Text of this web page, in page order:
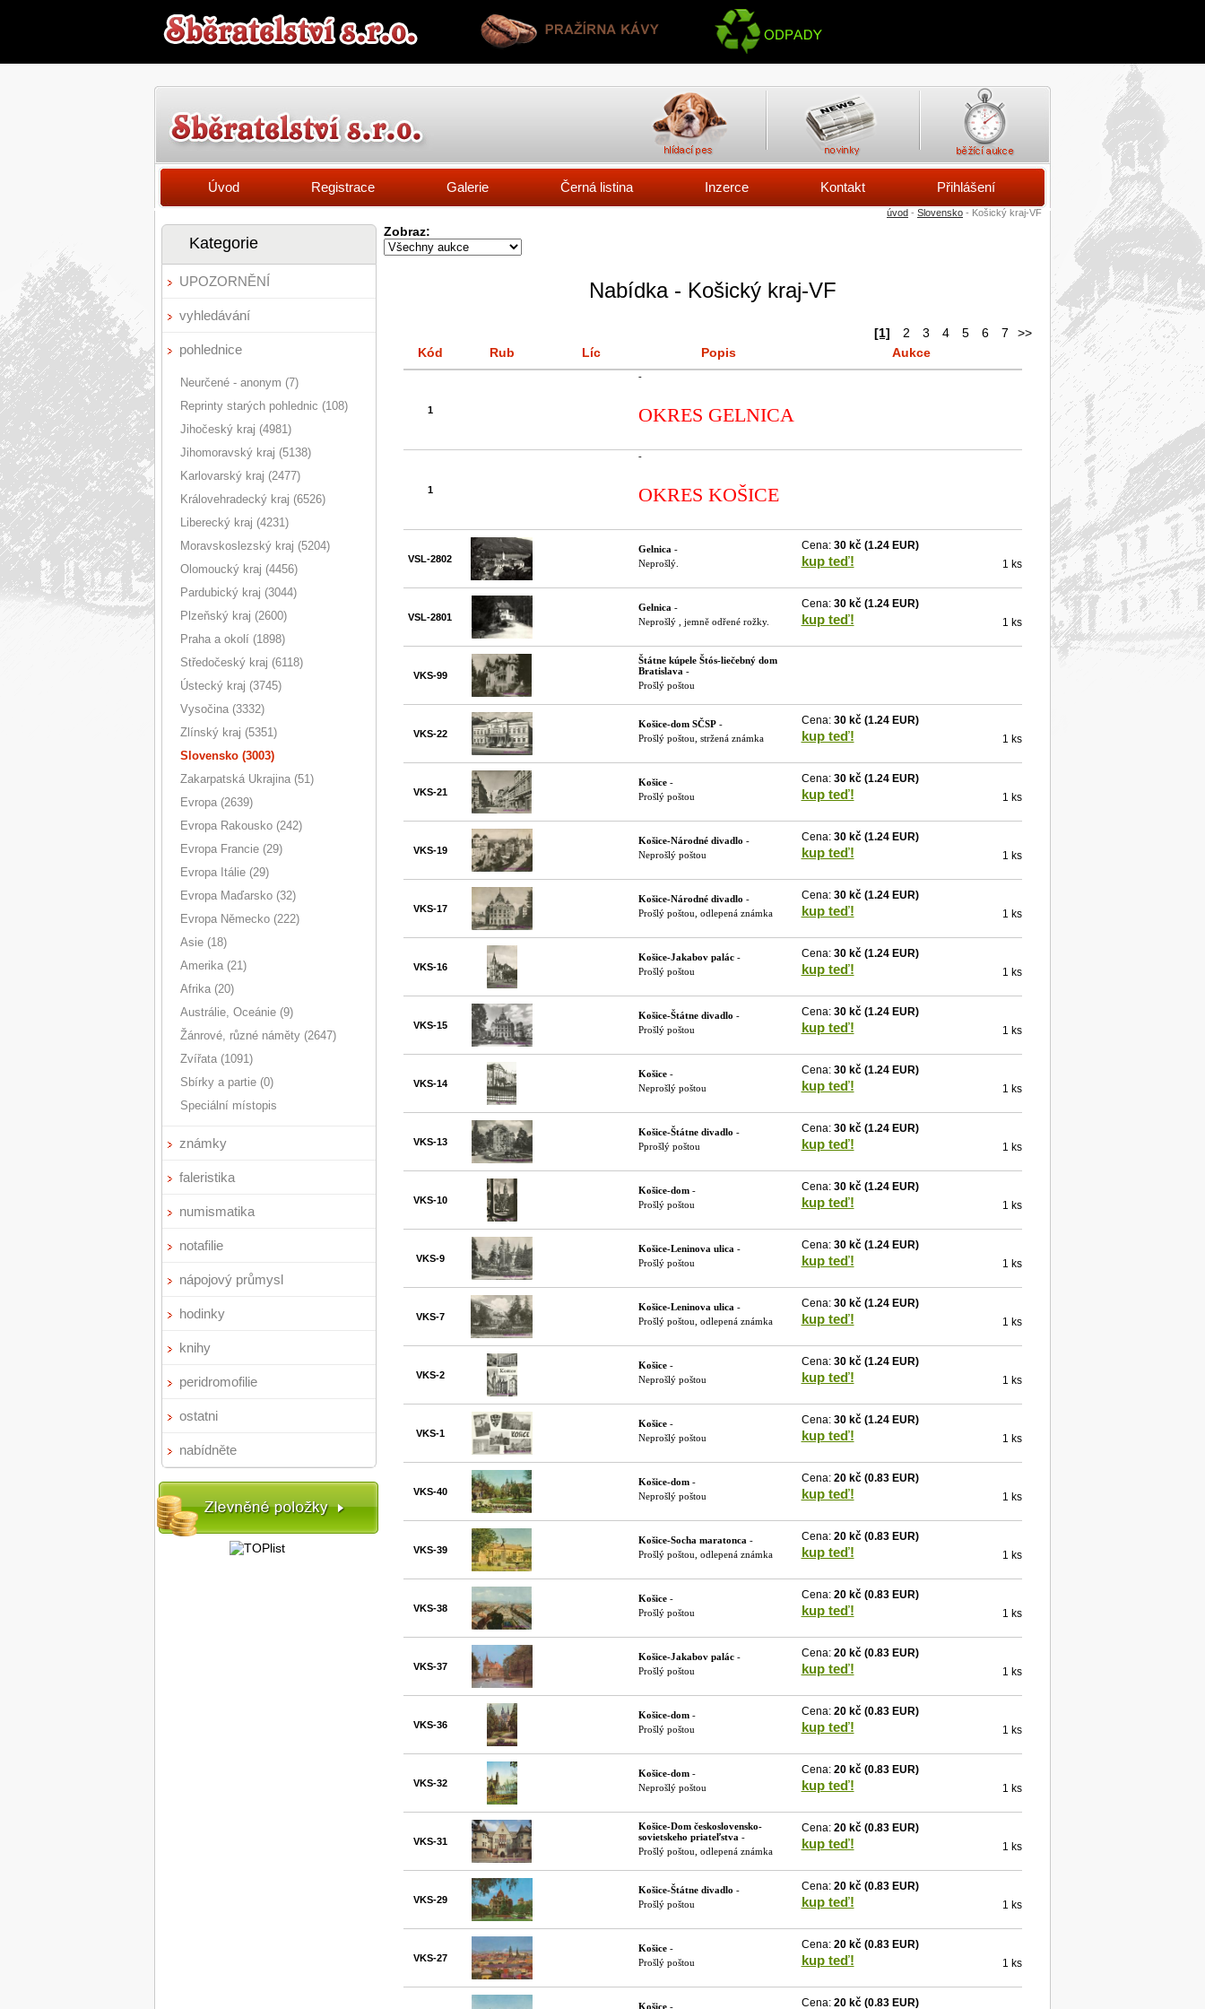
Úvod Registrace Galerie Černá listina Inzerce Kontakt Přihlášení
úvod - Slovensko - Košický kraj-VF
Kategorie
UPOZORNĚNÍ
vyhledávání
pohlednice
Neurčené - anonym (7)
Reprinty starých pohlednic (108)
Jihočeský kraj (4981)
Jihomoravský kraj (5138)
Karlovarský kraj (2477)
Královehradecký kraj (6526)
Liberecký kraj (4231)
Moravskoslezský kraj (5204)
Olomoucký kraj (4456)
Pardubický kraj (3044)
Plzeňský kraj (2600)
Praha a okolí (1898)
Středočeský kraj (6118)
Ústecký kraj (3745)
Vysočina (3332)
Zlínský kraj (5351)
Slovensko (3003)
Zakarpatská Ukrajina (51)
Evropa (2639)
Evropa Rakousko (242)
Evropa Francie (29)
Evropa Itálie (29)
Evropa Maďarsko (32)
Evropa Německo (222)
Asie (18)
Amerika (21)
Afrika (20)
Austrálie, Oceánie (9)
Žánrové, různé náměty (2647)
Zvířata (1091)
Sbírky a partie (0)
Speciální místopis
známky
faleristika
numismatika
notafilie
nápojový průmysl
hodinky
knihy
peridromofilie
ostatni
nabídněte
Zobraz:
Nabídka - Košický kraj-VF
[1] 2 3 4 5 6 7
>>
Kód
Rub Líc Popis Aukce
1
-
OKRES GELNICA
1
-
OKRES KOŠICE
VSL-2802
Gelnica -
Neprošlý.
Cena: 30 kč(1.24 EUR)
kup teď! 1 ks
VSL-2801
Gelnica -
Neprošlý , jemně odřené rožky.
Cena: 30 kč(1.24 EUR)
kup teď! 1 ks
VKS-99
Štátne kúpele Štós-liečebný dom
Bratislava -
Prošlý poštou
VKS-22
Košice-dom SČSP-
Prošlý poštou, stržená známka
Cena: 30 kč(1.24 EUR)
kup teď! 1 ks
VKS-21
Košice-
Prošlý poštou
Cena: 30 kč(1.24 EUR)
kup teď! 1 ks
VKS-19
Košice-Národné divadlo -
Neprošlý poštou
Cena: 30 kč(1.24 EUR)
kup teď! 1 ks
VKS-17
Košice-Národné divadlo -
Prošlý poštou, odlepená známka
Cena: 30 kč(1.24 EUR)
kup teď! 1 ks
VKS-16
Košice-Jakabov palác-
Prošlý poštou
Cena: 30 kč(1.24 EUR)
kup teď! 1 ks
VKS-15
Košice-Štátne divadlo -
Prošlý poštou
Cena: 30 kč(1.24 EUR)
kup teď! 1 ks
VKS-14
Košice-
Neprošlý poštou
Cena: 30 kč(1.24 EUR)
kup teď! 1 ks
VKS-13
Košice-Štátne divadlo -
Pprošlý poštou
Cena: 30 kč(1.24 EUR)
kup teď! 1 ks
VKS-10
Košice-dom-
Prošlý poštou
Cena: 30 kč(1.24 EUR)
kup teď! 1 ks
VKS-9
Košice-Leninova ulica -
Prošlý poštou
Cena: 30 kč(1.24 EUR)
kup teď! 1 ks
VKS-7
Košice-Leninova ulica -
Prošlý poštou, odlepená známka
Cena: 30 kč(1.24 EUR)
kup teď! 1 ks
VKS-2
Košice-
Neprošlý poštou
Cena: 30 kč(1.24 EUR)
kup teď! 1 ks
VKS-1
Košice-
Neprošlý poštou
Cena: 30 kč(1.24 EUR)
kup teď! 1 ks
VKS-40
Košice-dom-
Neprošlý poštou
Cena: 20 kč(0.83 EUR)
kup teď! 1 ks
VKS-39
Košice-Socha maratonca -
Prošlý poštou, odlepená známka
Cena: 20 kč(0.83 EUR)
kup teď! 1 ks
VKS-38
Košice-
Prošlý poštou
Cena: 20 kč(0.83 EUR)
kup teď! 1 ks
VKS-37
Košice-Jakabov palác-
Prošlý poštou
Cena: 20 kč(0.83 EUR)
kup teď! 1 ks
VKS-36
Košice-dom-
Prošlý poštou
Cena: 20 kč(0.83 EUR)
kup teď! 1 ks
VKS-32
Košice-dom-
Neprošlý poštou
Cena: 20 kč(0.83 EUR)
kup teď! 1 ks
VKS-31
Košice-Dom československo-
sovietskeho priateľstva -
Prošlý poštou, odlepená známka
Cena: 20 kč(0.83 EUR)
kup teď! 1 ks
VKS-29
Košice-Štátne divadlo -
Prošlý poštou
Cena: 20 kč(0.83 EUR)
kup teď! 1 ks
VKS-27
Košice-
Prošlý poštou
Cena: 20 kč(0.83 EUR)
kup teď! 1 ks
Košice- Cena: 20 kč(0.83 EUR)